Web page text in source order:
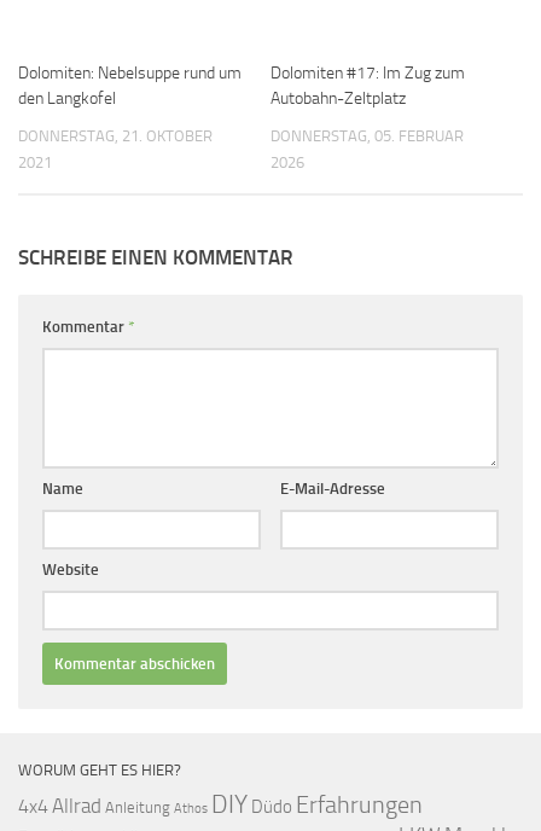
Dolomiten: Nebelsuppe rund um
den Langkofel
DONNERSTAG, 21. OKTOBER
2021
Dolomiten #17: Im Zug zum
Autobahn-Zeltplatz
DONNERSTAG, 05. FEBRUAR
2026
SCHREIBE EINEN KOMMENTAR
Kommentar *
Name E-Mail-Adresse
Website
WORUM GEHT ES HIER?
4x4Allrad Anleitung Athos DIY Düdo Erfahrungen